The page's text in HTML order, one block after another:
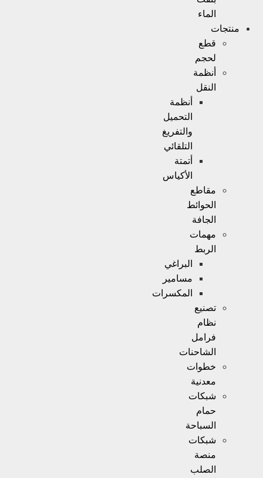
الماء
منتجات
قطع
لحجم
أنظمة
النقل
أنظمة
التحميل
والتفريغ
التلقائي
أتمتة
الأكياس
مقاطع
الحوائط
الجافة
مهمات
الربط
البراغي
مسامير
المكسرات
تصنيع
نظام
فرامل
الشاحنات
خطوات
معدنية
شبكات
حمام
السباحة
شبكات
منصة
الصلب